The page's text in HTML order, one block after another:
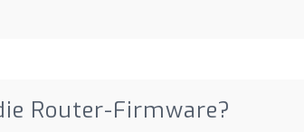
Router-Firmware?